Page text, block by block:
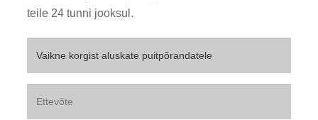
teile 24 tunni jooksul.